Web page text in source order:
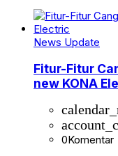
News Update
Fitur-Fitur
new KONA
0Komentar